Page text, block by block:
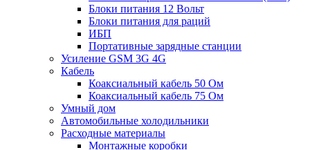
Блоки питания 12 Вольт
Блоки питания для раций
ИБП
Портативные зарядные станции
Усиление GSM 3G 4G
Кабель
Коаксиальный кабель 50 Ом
Коаксиальный кабель 75 Ом
Умный дом
Автомобильные холодильники
Расходные материалы
Монтажные коробки